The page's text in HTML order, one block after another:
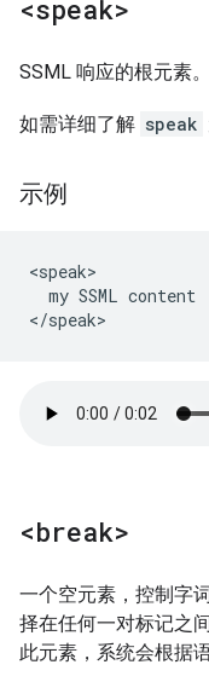
<speak>
SSML 响应的根元素。
如需详细了解 speak
示例
<speak>
  my SSML content
</speak>
<break>
一个空元素，控制字
择在任何一对标记之
此元素，系统会根据